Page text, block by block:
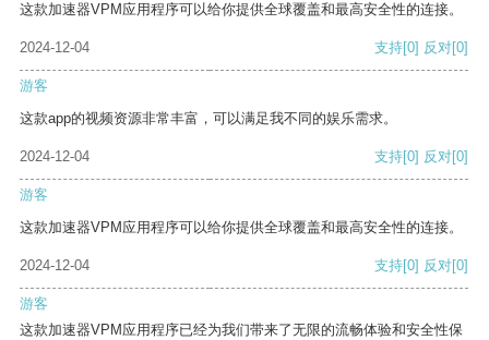
这款加速器VPM应用程序可以给你提供全球覆盖和最高安全性的连接。
2024-12-04 支持[0] 反对[0]
游客
这款app的视频资源非常丰富，可以满足我不同的娱乐需求。
2024-12-04 支持[0] 反对[0]
游客
这款加速器VPM应用程序可以给你提供全球覆盖和最高安全性的连接。
2024-12-04 支持[0] 反对[0]
游客
这款加速器VPM应用程序已经为我们带来了无限的流畅体验和安全性保